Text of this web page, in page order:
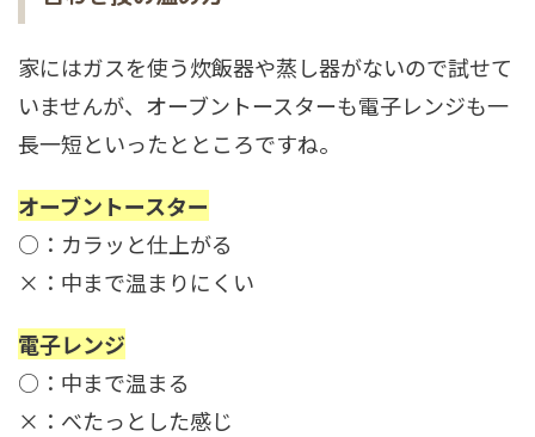
家にはガスを使う炊飯器や蒸し器がないので試せて
いませんが、オーブントースターも電子レンジも一
長一短といったとところですね。
オーブントースター
○：カラッと仕上がる
×：中まで温まりにくい
電子レンジ
○：中まで温まる
×：べたっとした感じ